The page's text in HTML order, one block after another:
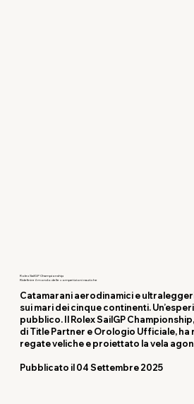
Rolex SailGP Championship
Ridefinire il mondo delle competizioni nautiche
Catamarani aerodinamici e
sui mari dei cinque continenti.
pubblico. Il Rolex SailGP
di Title Partner e Orologio Ufficiale, ha
regate veliche e proiettato la vela
Pubblicato il 04 Settembre 2025